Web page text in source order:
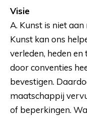
Visie
A. Kunst is niet
Kunst kan ons
verleden, heden
door conventies
bevestigen.
maatschappij
of beperkingen.